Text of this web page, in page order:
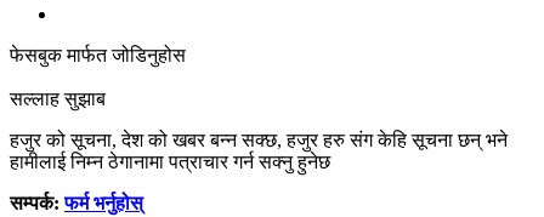
फेसबुक मार्फत जोडिनुहोस
सल्लाह सुझाब
हजुर को सूचना, देश को खबर बन्न सक्छ, हजुर हरु संग केहि सूचना छन् भने
हामीलाई निम्न ठेगानामा पत्राचार गर्न सक्नु हुनेछ
सम्पर्क:फर्म भर्नुहोस्